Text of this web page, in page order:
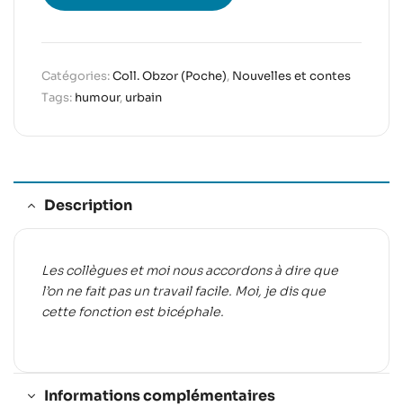
Catégories:Coll. Obzor (Poche), Nouvelles et contes
Tags: humour, urbain
Description
Les collègues et moi nous accordons à dire que
l’on ne fait pas un travail facile. Moi, je dis que
cette fonction est bicéphale.
Informations complémentaires